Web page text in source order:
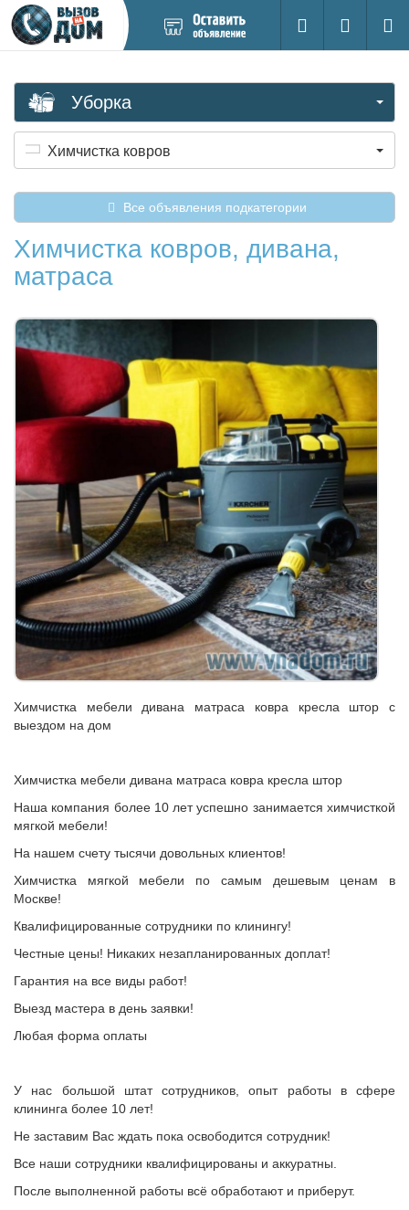
новое
Поиск
Вход на
Уборка
Химчистка ковров
Все объявления подкатегории
Химчистка ковров, дивана,
матраса
Химчистка мебели дивана матраса ковра кресла штор с
выездом на дом
Химчистка мебели дивана матраса ковра кресла штор
Наша компания более 10 лет успешно занимается химчисткой
мягкой мебели!
На нашем счету тысячи довольных клиентов!
Химчистка мягкой мебели по самым дешевым ценам в
Москве!
Квалифицированные сотрудники по клинингу!
Честные цены! Никаких незапланированных доплат!
Гарантия на все виды работ!
Выезд мастера в день заявки!
Любая форма оплаты
У нас большой штат сотрудников, опыт работы в сфере
клининга более 10 лет!
Не заставим Вас ждать пока освободится сотрудник!
Все наши сотрудники квалифицированы и аккуратны.
После выполненной работы всё обработают и приберут.